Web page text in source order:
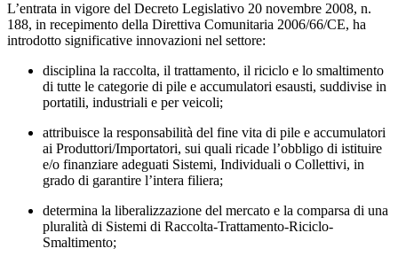
L’entrata in vigore del Decreto Legislativo 20 novembre 2008, n.
188, in recepimento della Direttiva Comunitaria 2006/66/CE, ha
introdotto significative innovazioni nel settore:
disciplina la raccolta, il trattamento, il riciclo e lo smaltimento
di tutte le categorie di pile e accumulatori esausti, suddivise in
portatili, industriali e per veicoli;
attribuisce la responsabilità del fine vita di pile e accumulatori
ai Produttori/Importatori, sui quali ricade l’obbligo di istituire
e/o finanziare adeguati Sistemi, Individuali o Collettivi, in
grado di garantire l’intera filiera;
determina la liberalizzazione del mercato e la comparsa di una
pluralità di Sistemi di Raccolta-Trattamento-Riciclo-
Smaltimento;